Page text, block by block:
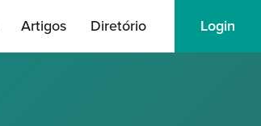
Artigos Diretório Login